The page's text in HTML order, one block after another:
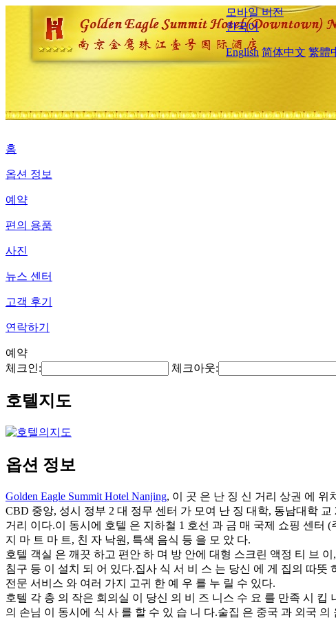
모바일 버전
한국어
English 简体中文 繁體
홈
옵션 정보
예약
편의 용품
사진
뉴스 센터
고객 후기
연락하기
예약
체크인:
체크아웃:
호텔지도
옵션 정보
Golden Eagle Summit Hotel Nanjing, 이 곳 은 난 징 신 거리 상권 에 위
CBD 중앙, 성시 정부 2 대 정무 센터 가 모여 난 징 대학, 동남대학
거리 이다.이 동시에 호텔 은 지하철 1 호선 과 금 매 국제 쇼핑 센터
지 마 트 마 트, 친 자 낙원, 특색 음식 등 을 모 았 다.
호텔 객실 은 깨끗 하고 편안 하 며 방 안에 대형 스크린 액정 티 브
침구 등 이 설치 되 어 있다.집사 식 서 비 스 는 당신 에 게 집의 따
전문 서비스 와 여러 가지 고귀 한 예 우 를 누 릴 수 있다.
호텔 각 층 의 작은 회의실 이 당신 의 비 즈 니스 수 요 를 만족 시
의 손님 이 동시에 식 사 를 할 수 있 습 니 다.술집 은 중국 과 외국